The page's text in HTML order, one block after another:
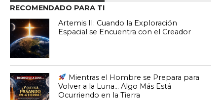
RECOMENDADO PARA TI
Artemis II: Cuando la Exploración
Espacial se Encuentra con el Creador
Mientras el Hombre se Prepara para
Volver a la Luna… Algo Más Está
Ocurriendo en la Tierra